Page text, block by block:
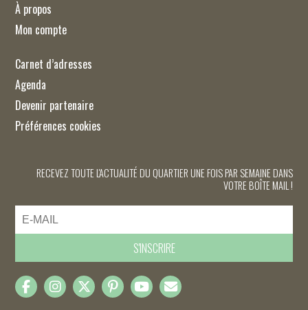
À propos
Mon compte
Carnet d’adresses
Agenda
Devenir partenaire
Préférences cookies
RECEVEZ TOUTE L'ACTUALITÉ DU QUARTIER UNE FOIS PAR SEMAINE DANS
VOTRE BOÎTE MAIL !